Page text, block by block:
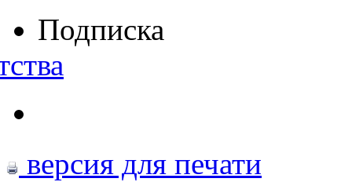
Подписка
версия для печати